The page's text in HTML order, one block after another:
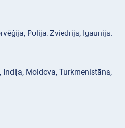
Polija, Zviedrija, Igaunija.
Indija, Moldova, Turkmenistāna,